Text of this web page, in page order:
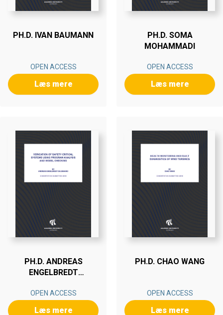
PH.D. IVAN BAUMANN
OPEN ACCESS
Læs mere
PH.D. SOMA
MOHAMMADI
OPEN ACCESS
Læs mere
PH.D. ANDREAS
ENGELBREDT
OPEN ACCESS
Læs mere
PH.D. CHAO WANG
OPEN ACCESS
Læs mere